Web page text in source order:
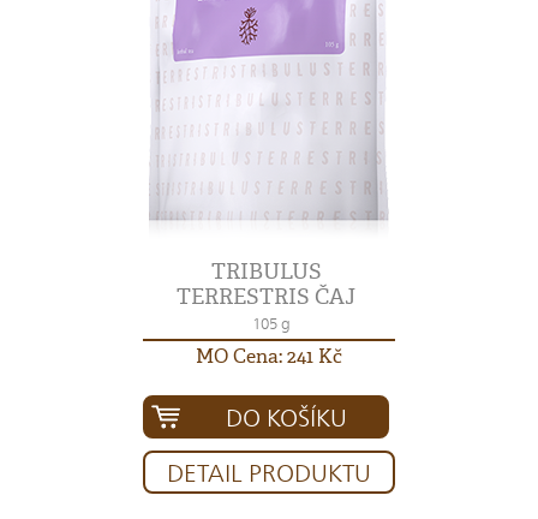
TRIBULUS
TERRESTRIS ČAJ
105 g
MO Cena: 241 Kč
DO KOŠÍKU
DETAIL PRODUKTU